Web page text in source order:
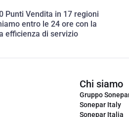
Punti Vendita in 17 regioni
entro le 24 ore con la
efficienza di servizio
Chi siamo
Gruppo
Sonepar Italy
Sonepar Italia